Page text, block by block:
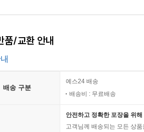
M1911
08
터 P-38
SAUER P220, P226
품/교환 안내
배송 구분
예스24 배송
배송비 : 무료배송
안전하고 정확한 포장을 위
고객님께 배송되는 모든 상